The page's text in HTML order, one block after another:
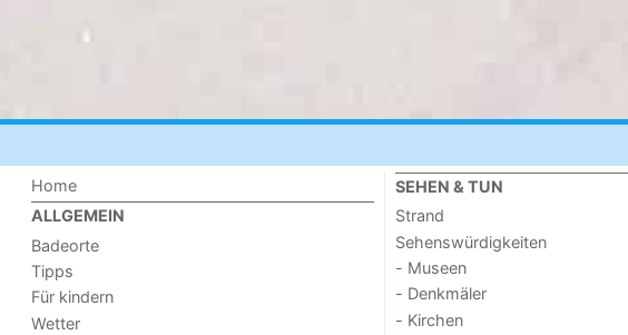
Home
ALLGEMEIN
Badeorte
Tipps
Für kindern
Wetter
SEHEN & TUN
Strand
Sehenswürdigkeiten
- Museen
- Denkmäler
- Kirchen